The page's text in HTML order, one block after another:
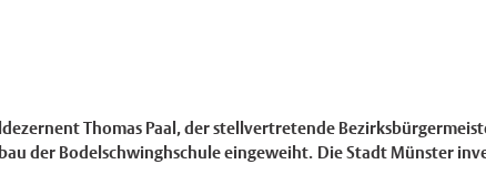
Thomas Paal, der stellvertretende
der Bodelschwinghschule eingeweiht. Die Stadt Münster